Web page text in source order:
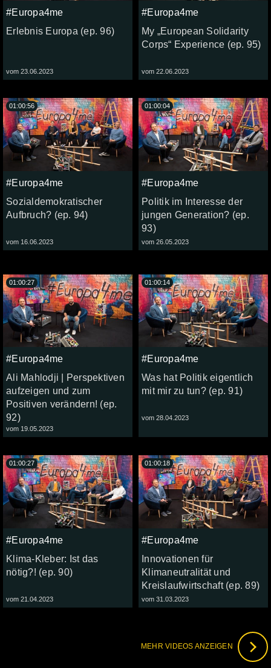
#Europa4me
Erlebnis Europa (ep. 96)
vom 23.06.2023
#Europa4me
My „European Solidarity
Corps“ Experience (ep. 95)
vom 22.06.2023
#Europa4me
Sozialdemokratischer
Aufbruch? (ep. 94)
vom 16.06.2023
01:00:56
#Europa4me
Politik im Interesse der
jungen Generation? (ep.
93)
vom 26.05.2023
01:00:04
#Europa4me
Ali Mahlodji | Perspektiven
aufzeigen und zum
Positiven verändern! (ep.
92)
vom 19.05.2023
01:00:27
#Europa4me
Was hat Politik eigentlich
mit mir zu tun? (ep. 91)
vom 28.04.2023
01:00:14
#Europa4me
Klima-Kleber: Ist das
nötig?! (ep. 90)
vom 21.04.2023
01:00:27
#Europa4me
Innovationen für
Klimaneutralität und
Kreislaufwirtschaft (ep. 89)
vom 31.03.2023
01:00:18
MEHR VIDEOS ANZEIGEN